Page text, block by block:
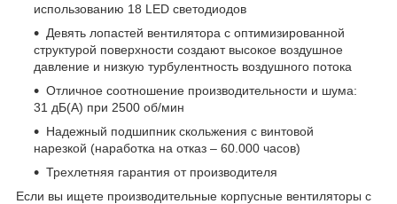
использованию 18 LED светодиодов
Девять лопастей вентилятора с оптимизированной
структурой поверхности создают высокое воздушное
давление и низкую турбулентность воздушного потока
Отличное соотношение производительности и шума:
31 дБ(А) при 2500 об/мин
Надежный подшипник скольжения с винтовой
нарезкой (наработка на отказ – 60.000 часов)
Трехлетняя гарантия от производителя
Если вы ищете производительные корпусные вентиляторы с